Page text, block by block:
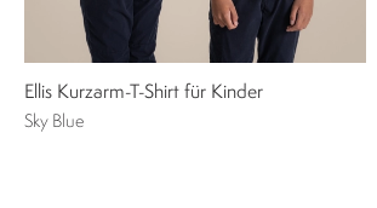
Ellis Kurzarm-T-Shirt für Kinder
Sky Blue